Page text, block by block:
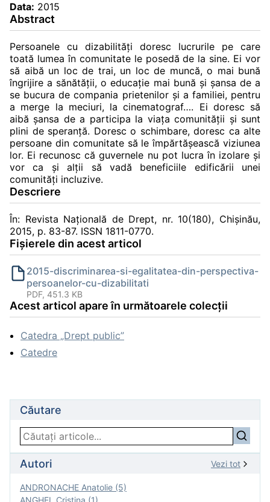
Data: 2015
Abstract
Persoanele cu dizabilităţi doresc lucrurile pe care
toată lumea în comunitate le posedă de la sine. Ei vor
să aibă un loc de trai, un loc de muncă, o mai bună
îngrijire a sănătăţii, o educaţie mai bună şi şansa de a
se bucura de compania prietenilor şi a familiei, pentru
a merge la meciuri, la cinematograf…. Ei doresc să
aibă şansa de a participa la viaţa comunităţii şi sunt
plini de speranță. Doresc o schimbare, doresc ca alte
persoane din comunitate să le împărtăşească viziunea
lor. Ei recunosc că guvernele nu pot lucra în izolare şi
vor ca şi alţii să vadă beneficiile edificării unei
comunităţi incluzive.
Descriere
În: Revista Naţională de Drept, nr. 10(180), Chișinău,
2015, p. 83-87. ISSN 1811-0770.
Fișierele din acest articol
2015-discriminarea-si-egalitatea-din-perspectiva-
persoanelor-cu-dizabilitati
PDF, 451.3 KB
Acest articol apare în următoarele colecții
Catedra „Drept public”
Catedre
Căutare
Autori Vezi tot
ANDRONACHE Anatolie (5)
ANGHEL Cristina (1)